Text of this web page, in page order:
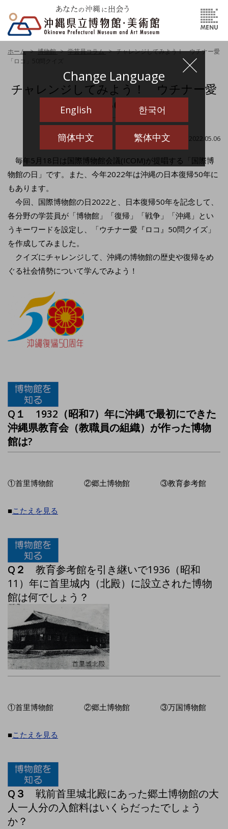
Change Language
English 한국어
簡体中文 繁体中文
ホーム 博物館 学芸員コラム
チャレンジしてみよう！ ウチナー愛
「ロコ」50問クイズ
チャレンジしてみよう！ ウチナー愛
「ロコ」50問クイズ
最終更新日：2022.05.06
毎年5月18日は国際博物館会議(ICOM)が提唱する「国際博
物館の日」です。また、今年2022年は沖縄の日本復帰50年に
もあります。
今回、国際博物館の日2022と、日本復帰50年を記念して、
各分野の学芸員が「博物館」「復帰」「戦争」「沖縄」とい
うキーワードを設定し、「ウチナー愛『ロコ』50問クイズ」
を作成してみました。
クイズにチャレンジして、沖縄の博物館の歴史や復帰をめ
ぐる社会情勢について学んでみよう！
Q１ 1932（昭和7）年に沖縄で最初にできた
沖縄県教育会（教職員の組織）が作った博物
館は?
①首里博物館 ②郷土博物館 ③教育参考館
■こたえを見る
Q２ 教育参考館を引き継いで1936（昭和
11）年に首里城内（北殿）に設立された博物
館は何でしょう？
①首里博物館 ②郷土博物館 ③万国博物館
■こたえを見る
Q３ 戦前首里城北殿にあった郷土博物館の大
人一人分の入館料はいくらだったでしょう
か？